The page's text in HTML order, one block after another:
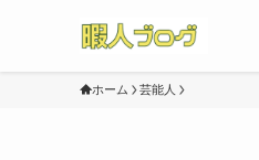
ホーム 芸能人